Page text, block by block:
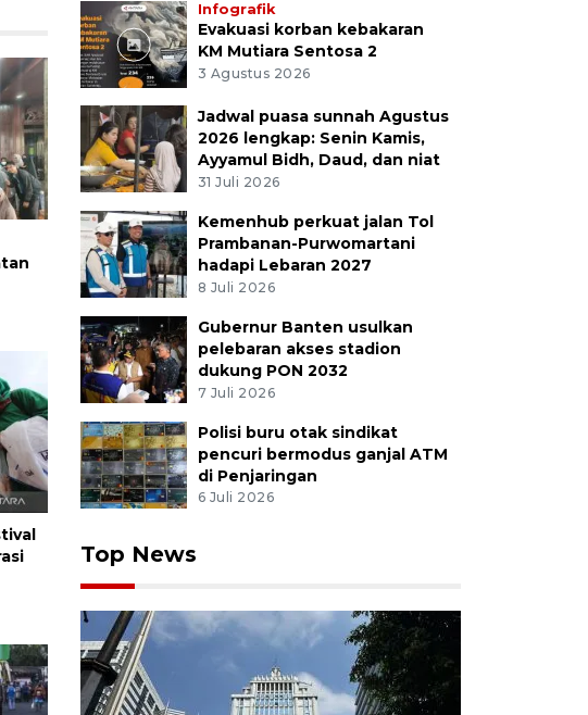
Infografik
Evakuasi korban kebakaran
KM Mutiara Sentosa 2
3 Agustus 2026
Jadwal puasa sunnah Agustus
2026 lengkap: Senin Kamis,
Ayyamul Bidh, Daud, dan niat
31 Juli 2026
Kemenhub perkuat jalan Tol
Prambanan-Purwomartani
hadapi Lebaran 2027
8 Juli 2026
Gubernur Banten usulkan
pelebaran akses stadion
dukung PON 2032
7 Juli 2026
Polisi buru otak sindikat
pencuri bermodus ganjal ATM
di Penjaringan
6 Juli 2026
Top News